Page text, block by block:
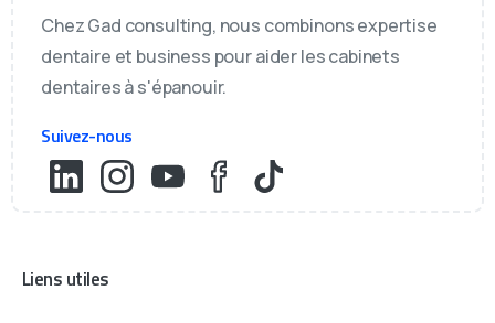
Chez Gad consulting, nous combinons expertise
dentaire et business pour aider les cabinets
dentaires à s'épanouir.
Suivez-nous
Liens utiles